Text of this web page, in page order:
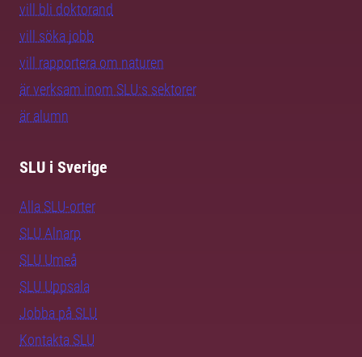
vill bli doktorand
vill söka jobb
vill rapportera om naturen
är verksam inom SLU:s sektorer
är alumn
SLU i Sverige
Alla SLU-orter
SLU Alnarp
SLU Umeå
SLU Uppsala
Jobba på SLU
Kontakta SLU